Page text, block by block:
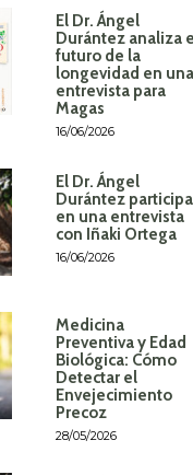
El Dr. Ángel
Durántez analiza
futuro de la
longevidad en una
entrevista para
Magas
16/06/2026
El Dr. Ángel
Durántez participa
en una entrevista
con Iñaki Ortega
16/06/2026
Medicina
Preventiva y Edad
Biológica: Cómo
Detectar el
Envejecimiento
Precoz
28/05/2026